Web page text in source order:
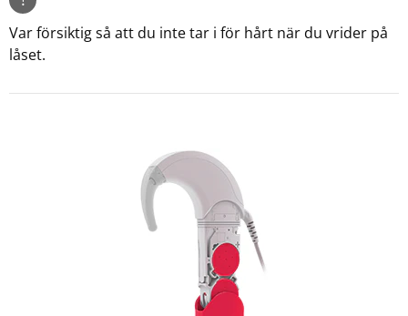
Var försiktig så att du inte tar i för hårt när du vrider på
låset.